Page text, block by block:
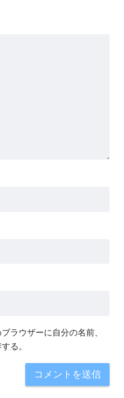
ラウザーに自分の名前、
る。